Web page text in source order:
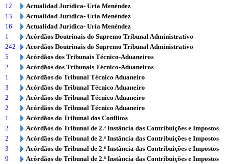
12
Actualidad Jurídica- Uría Menéndez
13
Actualidad Jurídica- Uría Menéndez
16
Actualidad Jurídica- Uría Menéndez
1
Acórdãos Doutrinais do Supremo Tribunal Administrativo
242
Acordãos Doutrinais do Supremo Tribunal Administrativo
5
Acórdãos dos Tribunais Técnico-Aduaneiros
2
Acórdãos dos Tribunais Técnico-Aduaneiros
1
Acórdãos do Tribunal Técnico Aduaneiro
3
Acórdãos do Tribunal Técnico Aduaneiro
2
Acórdãos do Tribunal Técnico Aduaneiro
2
Acórdãos do Tribunal Técnico Aduaneiro
1
Acórdãos do Tribunal dos Conflitos
2
Acórdãos do Tribunal de 2.ª Instância das Contribuições e Impostos
2
Acórdãos do Tribunal de 2.ª Instância das Contribuições e Impostos
3
Acórdãos do Tribunal de 2.ª Instância das Contribuições e Impostos
9
Acórdãos do Tribunal de 2.ª Instância das Contribuições e Impostos